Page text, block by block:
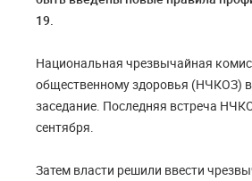
19.
Национальная чрезвычайная
общественному здоровья (НЧКОЗ)
заседание. Последняя встреча
сентября.
Затем власти решили ввести